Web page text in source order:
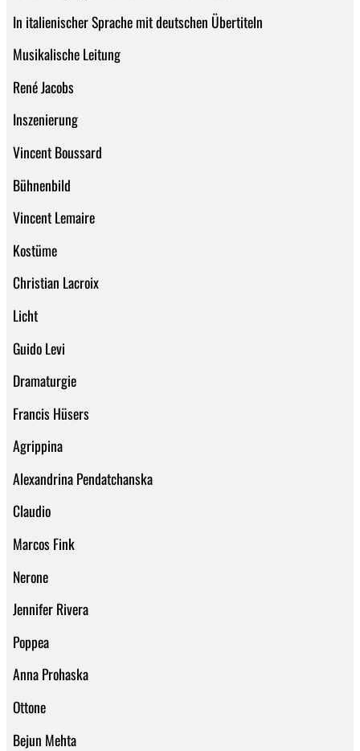
In italienischer Sprache mit deutschen Übertiteln
Musikalische Leitung
René Jacobs
Inszenierung
Vincent Boussard
Bühnenbild
Vincent Lemaire
Kostüme
Christian Lacroix
Licht
Guido Levi
Dramaturgie
Francis Hüsers
Agrippina
Alexandrina Pendatchanska
Claudio
Marcos Fink
Nerone
Jennifer Rivera
Poppea
Anna Prohaska
Ottone
Bejun Mehta